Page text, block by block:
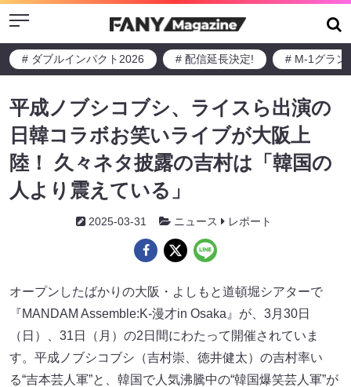
Menu
# ダブルインパクト2026 # 配信延長決定! # M-1グラン
平成ノブシコブシ、ライスら出演の
日韓コラボお笑いライブが大阪上
陸！ 久々ネタ披露の吉村は「韓国の
人より震えている」
2025-03-31 ニュース レポート
オープンしたばかりの大阪・よしもと道頓堀シアターで
『MANDAM Assemble:K-漫才in Osaka』が、3月30日
（日）、31日（月）の2日間にわたって開催されていま
す。平成ノブシコブシ（吉村崇、徳井健太）の吉村率い
る“吉本芸人軍”と、韓国で人気沸騰中の“韓国爆笑芸人軍”が